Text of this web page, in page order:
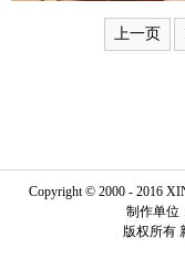
上一页
Copyright © 2000 - 2016
制作单位
版权所有